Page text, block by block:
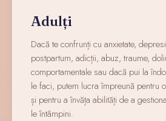
Adulți
Dacă te confrunți cu anxietate,
postpartum, adicții, abuz, traume,
comportamentale sau dacă pui la
le faci, putem lucra împreună pentru
și pentru a învăța abilități de a
le întâmpini.